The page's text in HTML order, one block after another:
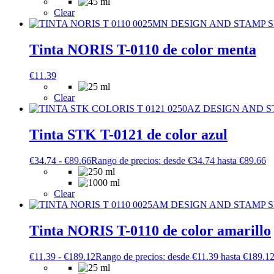
Clear
Tinta NORIS T-0110 de color menta
€11.39
Clear
Tinta STK T-0121 de color azul
€34.74 - €89.66Rango de precios: desde €34.74 hasta €89.66
Clear
Tinta NORIS T-0110 de color amarillo
€11.39 - €189.12Rango de precios: desde €11.39 hasta €189.12